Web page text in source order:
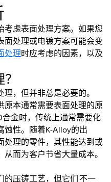
考虑表面处理方案。如果您
面处理或电镀方案可能会变
处理时应考虑的因素，以及
，但并非总是必要的。
原本通常需要表面处理的原
金时，传统上通常需要化
蚀性。随着K-Alloy的出
处理的零件，其性能达到或
而为客户节省大量成本。
压铸工艺，但它们 不一